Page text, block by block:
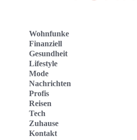
Wohnfunke
Finanziell
Gesundheit
Lifestyle
Mode
Nachrichten
Profis
Reisen
Tech
Zuhause
Kontakt